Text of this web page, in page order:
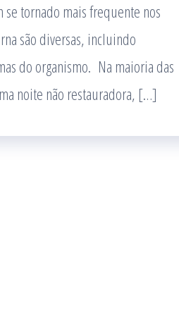
tornado mais frequente nos
são diversas, incluindo
do organismo. Na maioria das
noite não restauradora, […]